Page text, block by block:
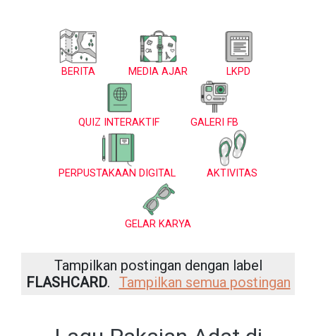
BERITA MEDIA AJAR LKPD
QUIZ INTERAKTIF GALERI FB
PERPUSTAKAAN DIGITAL AKTIVITAS
GELAR KARYA
Tampilkan postingan dengan label
FLASHCARD. Tampilkan semua postingan